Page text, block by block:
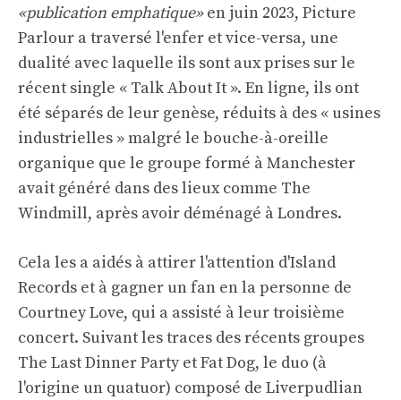
«publication emphatique»en juin 2023, Picture
Parlour a traversé l'enfer et vice-versa, une
dualité avec laquelle ils sont aux prises sur le
récent single « Talk About It ». En ligne, ils ont
été séparés de leur genèse, réduits à des « usines
industrielles » malgré le bouche-à-oreille
organique que le groupe formé à Manchester
avait généré dans des lieux comme The
Windmill, après avoir déménagé à Londres.
Cela les a aidés à attirer l'attention d'Island
Records et à gagner un fan en la personne de
Courtney Love, qui a assisté à leur troisième
concert. Suivant les traces des récents groupes
The Last Dinner Party et Fat Dog, le duo (à
l'origine un quatuor) composé de Liverpudlian